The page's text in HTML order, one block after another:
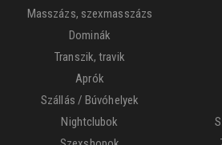
Masszázs, szexmasszázs
Dominák
Transzik, travik
Aprók
Szállás / Búvóhelyek
Nightclubok